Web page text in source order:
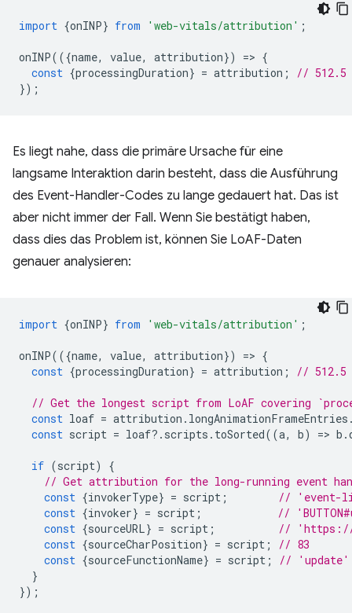
import {onINP} from 'web-vitals/attribution' ;
onINP(({name, value, attribution}) => {
const {processingDuration} = attribution ;
// 512.5
});
Es liegt nahe, dass die primäre Ursache für eine
langsame Interaktion darin besteht, dass die Ausführung
des Event-Handler-Codes zu lange gedauert hat. Das ist
aber nicht immer der Fall. Wenn Sie bestätigt haben,
dass dies das Problem ist, können Sie LoAF-Daten
genauer analysieren:
import {onINP} from 'web-vitals/attribution' ;
onINP(({name, value, attribution}) => {
const {processingDuration} = attribution ; // 512.5
// Get the longest script from LoAF covering
const loaf = attribution . longAnimationFrameEntries
const script = loaf? . scripts . toSorted((a, b) => b .
if (script)
{
// Get attribution for the long-running event
const {invokerType} = script ;
// 'event-
const {invoker} = script ;
//
const {sourceURL} = script ;
// 'https://
const {sourceCharPosition} = script ;
// 83
const {sourceFunctionName} = script ;
// 'update'
}
});